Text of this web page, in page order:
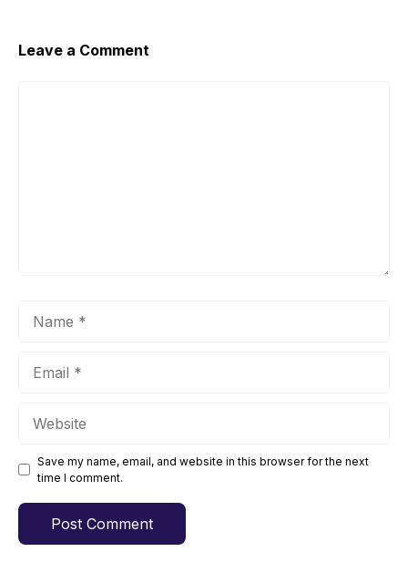
Leave a Comment
Save my name, email, and website in this browser for the next
time I comment.